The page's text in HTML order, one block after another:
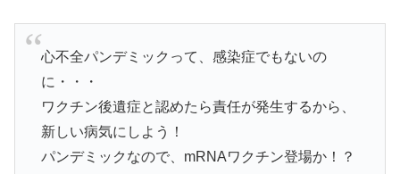
心不全パンデミックって、感染症でもないの
に・・・
ワクチン後遺症と認めたら責任が発生するから、
新しい病気にしよう！
パンデミックなので、mRNAワクチン登場か！？